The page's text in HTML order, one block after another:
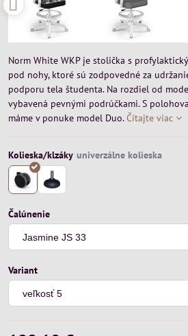
Norm White WKP je stolička s
pod nohy, ktoré sú zodpovedné za
podporu tela študenta. Na rozdiel od
vybavená pevnými podrúčkami. S
máme v ponuke model Duo.Čítajte viac
Kolieska/klzáky
Čalúnenie
Variant